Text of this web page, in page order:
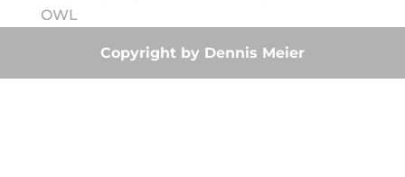
OWL
Copyright by Dennis Meier